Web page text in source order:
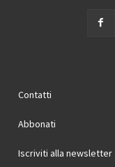
Contatti
Abbonati
Iscriviti alla newsletter